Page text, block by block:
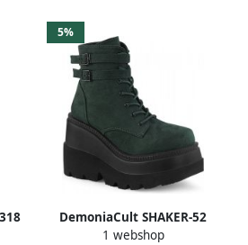
5%
DemoniaCult SHAKER-52
Plateau Laarzen 37 Shoes
1 webshop